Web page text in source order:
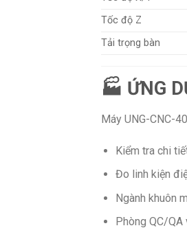
Tốc độ Z
Tải trọng bàn
🏭 ỨNG
Máy UNG-CNC-
Kiểm tra chi
Đo linh kiện
Ngành khuôn
Phòng QC/